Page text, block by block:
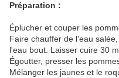
Préparation :
Éplucher et couper les
Faire chauffer de l'eau
l'eau bout. Laisser cuire 30
Égoutter, presser les
Mélanger les jaunes et le